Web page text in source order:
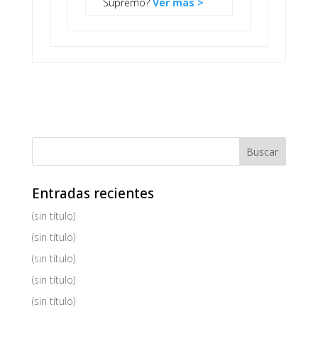
Entradas recientes
(sin título)
(sin título)
(sin título)
(sin título)
(sin título)